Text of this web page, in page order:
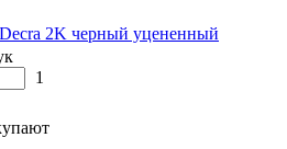
2K черный уцененный
1